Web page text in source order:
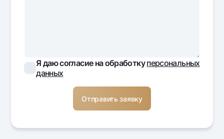
Я даю согласие на обработкуперсональных
данных